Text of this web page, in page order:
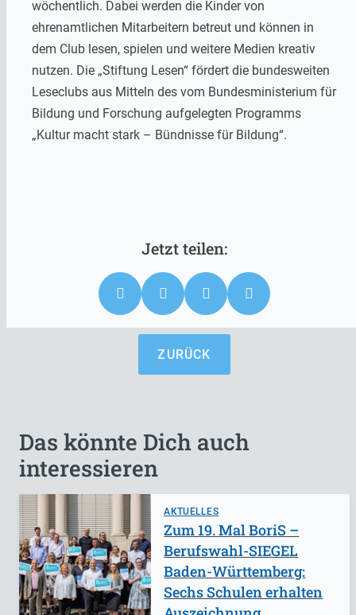
wöchentlich. Dabei werden die Kinder von
ehrenamtlichen Mitarbeitern betreut und können in
dem Club lesen, spielen und weitere Medien kreativ
nutzen. Die „Stiftung Lesen“ fördert die bundesweiten
Leseclubs aus Mitteln des vom Bundesministerium für
Bildung und Forschung aufgelegten Programms
„Kultur macht stark – Bündnisse für Bildung“.
ZURÜCK
Das könnte Dich auch
interessieren
AKTUELLES
Zum 19. Mal BoriS –
Berufswahl-SIEGEL
Baden-Württemberg:
Sechs Schulen erhalten